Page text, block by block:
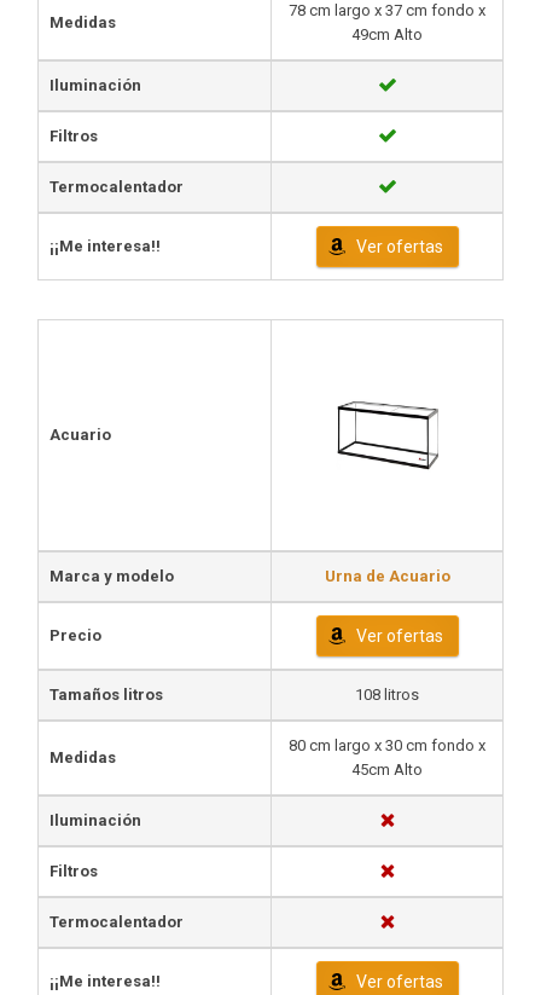
Medidas
78 cm largo x 37 cm fondo x
49cm Alto
Iluminación
Filtros
Termocalentador
¡¡Me interesa!! Ver ofertas
Acuario
Marca y modelo Urna de Acuario
Precio Ver ofertas
Tamaños litros 108 litros
Medidas
80 cm largo x 30 cm fondo x
45cm Alto
Iluminación
Filtros
Termocalentador
¡¡Me interesa!! Ver ofertas